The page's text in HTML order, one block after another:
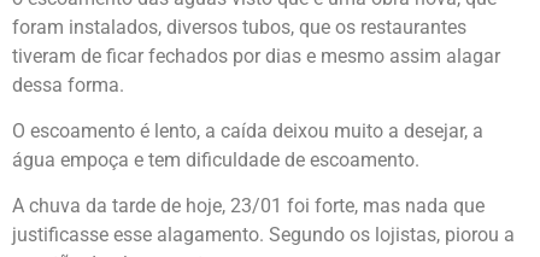
foram instalados, diversos tubos, que os restaurantes
tiveram de ficar fechados por dias e mesmo assim alagar
dessa forma.
O escoamento é lento, a caída deixou muito a desejar, a
água empoça e tem dificuldade de escoamento.
A chuva da tarde de hoje, 23/01 foi forte, mas nada que
justificasse esse alagamento. Segundo os lojistas, piorou a